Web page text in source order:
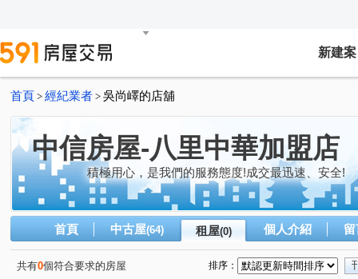
新建案
首頁 > 經紀業者 > 吳尚嶧的店舖
中信房屋-八里中華加盟店
積極用心，是我們的服務態度!成交最迅速、安全!
首頁 中古屋(64) 租屋(0) 個人介紹
共有0個符合要求的房屋 排序：